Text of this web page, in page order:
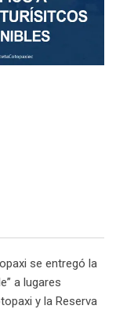
se entregó la
a lugares
y la Reserva